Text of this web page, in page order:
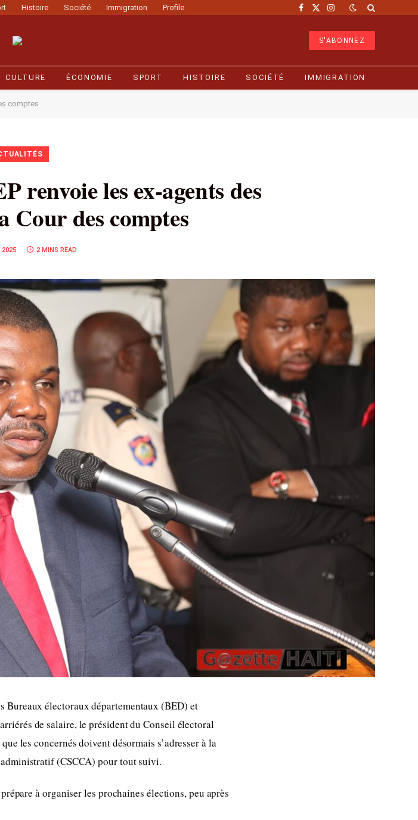
Histoire Société Immigration Profile Facebook
X
Instagram
S'ABONNEZ
CULTURE ÉCONOMIE SPORT HISTOIRE SOCIÉTÉ IMMIGRATION
comptes
renvoie les ex-agents des
Cour des comptes
2025 2 MINS READ
Bureaux électoraux départementaux (BED) et
de salaire, le président du Conseil électoral
les concernés doivent désormais s’adresser à la
(CSCCA) pour tout suivi.
à organiser les prochaines élections, peu après